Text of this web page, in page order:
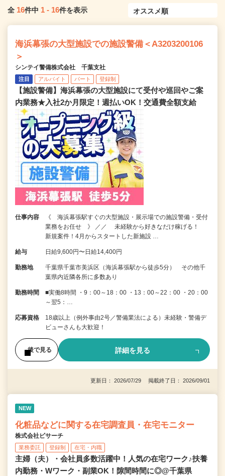
全 16件中 1 - 16件を表示
海浜幕張の大型施設での施設警備＜A3203200106
＞
シンテイ警備株式会社 千葉支社
注目 アルバイト パート 登録制
【施設警備】海浜幕張の大型施設にて受付や巡回やご案
内業務★入社2か月限定！週払いOK！交通費全額支給
仕事内容
《 海浜幕張駅すぐの大型施設・展示場での施設警備・受付
業務をお任せ 》 ／／ 未経験から好きなだけ稼げる！
新規案件！4月からスタートした新施設 …
給与 日給9,600円〜日給14,400円
勤務地
千葉県千葉市美浜区（海浜幕張駅から徒歩5分） その他千
葉県内近隣各所に多数あり
勤務時間
■実働8時間 ・9：00～18：00 ・13：00～22：00 ・20：00
～翌5：…
応募資格
18歳以上（例外事由2号／警備業法による）未経験・警備デ
ビューさんも大歓迎！
後で見る 詳細を見る
更新日： 2026/07/29 掲載終了日： 2026/09/01
NEW
化粧品などに関する在宅調査員・在宅モニター
株式会社ビサーチ
業務委託 登録制 在宅・内職
主婦（夫）・会社員多数活躍中！人気の在宅ワーク♪扶養
内勤務・Wワーク・副業OK！隙間時間に◎@千葉県